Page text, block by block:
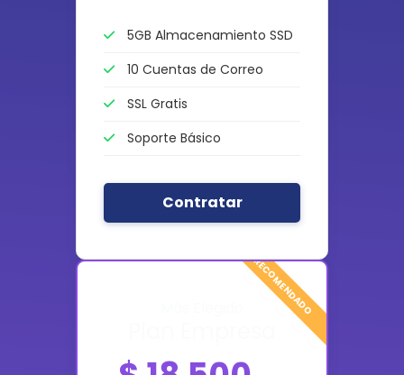
5GB Almacenamiento SSD
10 Cuentas de Correo
SSL Gratis
Soporte Básico
Contratar